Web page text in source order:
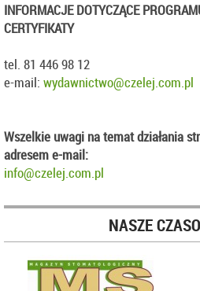
INFORMACJE DOTYCZĄCE
CERTYFIKATY
tel. 81 446 98 12
e-mail: wydawnictwo@czelej.com.pl
Wszelkie uwagi na temat działania
adresem e-mail:
info@czelej.com.pl
NASZE